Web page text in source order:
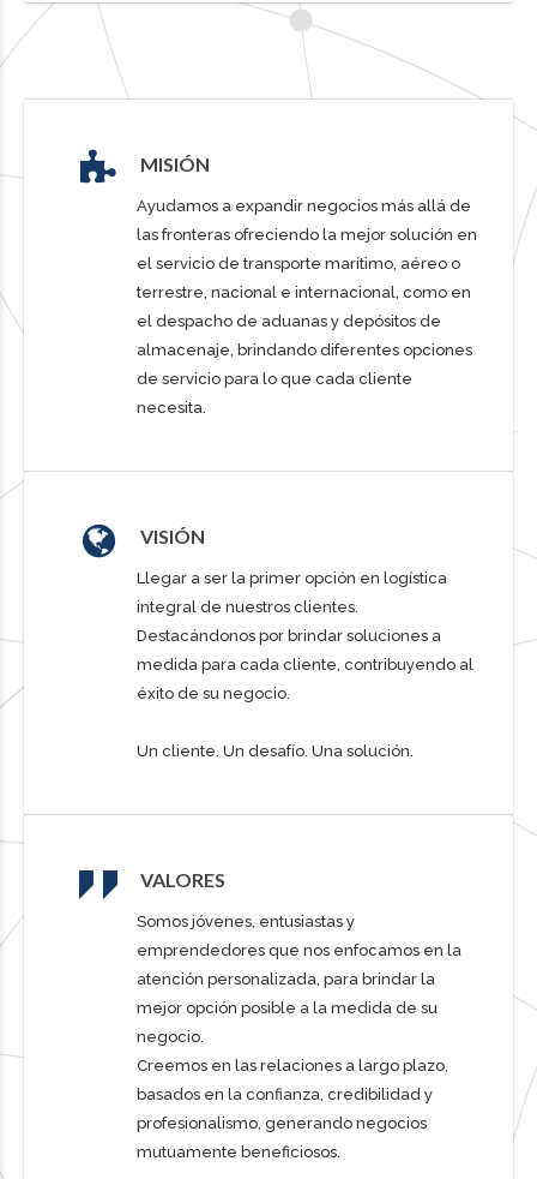
MISIÓN
Ayudamos a expandir negocios más allá de
las fronteras ofreciendo la mejor solución en
el servicio de transporte marítimo, aéreo o
terrestre, nacional e internacional, como en
el despacho de aduanas y depósitos de
almacenaje, brindando diferentes opciones
de servicio para lo que cada cliente
necesita.
VISIÓN
Llegar a ser la primer opción en logística
integral de nuestros clientes.
Destacándonos por brindar soluciones a
medida para cada cliente, contribuyendo al
éxito de su negocio.
Un cliente. Un desafío. Una solución.
VALORES
Somos jóvenes, entusiastas y
emprendedores que nos enfocamos en la
atención personalizada, para brindar la
mejor opción posible a la medida de su
negocio.
Creemos en las relaciones a largo plazo,
basados en la confianza, credibilidad y
profesionalismo, generando negocios
mutuamente beneficiosos.